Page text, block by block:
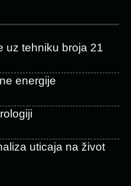
uz tehniku broja 21
energije
uticaja na život